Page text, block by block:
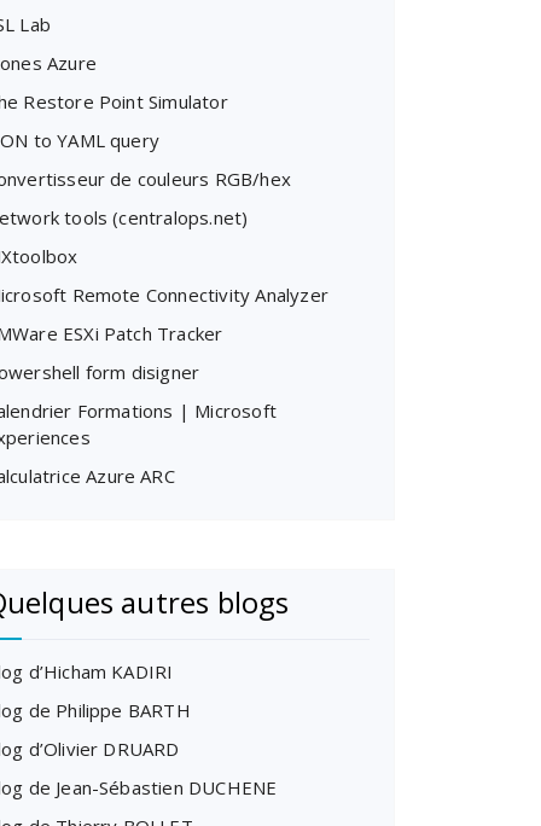
Lab
Azure
Restore Point Simulator
to YAML query
de couleurs RGB/hex
tools (centralops.net)
Remote Connectivity Analyzer
ESXi Patch Tracker
form disigner
Formations | Microsoft
Azure ARC
autres blogs
d’Hicham KADIRI
de Philippe BARTH
d’Olivier DRUARD
de Jean-Sébastien DUCHENE